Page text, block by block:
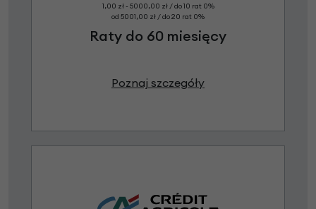
1,00 zł - 5000,00 zł / do 10 rat 0%
od 5001,00 zł / do 20 rat 0%
Raty do 60 miesięcy
Poznaj szczegóły